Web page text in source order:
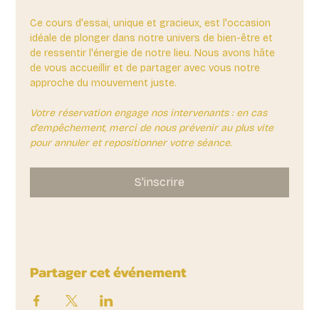
Ce cours d'essai, unique et gracieux, est l'occasion
idéale de plonger dans notre univers de bien-être et
de ressentir l'énergie de notre lieu. Nous avons hâte
de vous accueillir et de partager avec vous notre
approche du mouvement juste.
Votre réservation engage nos intervenants : en cas
d'empêchement, merci de nous prévenir au plus vite
pour annuler et repositionner votre séance.
S'inscrire
Partager cet événement